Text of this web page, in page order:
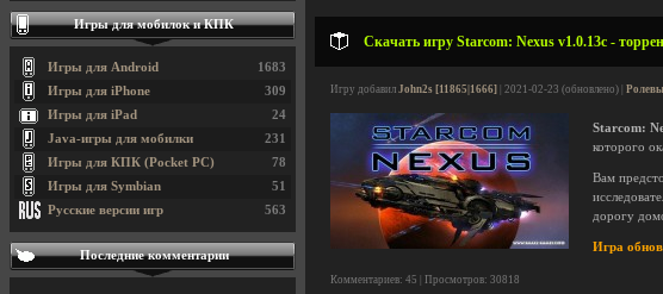
Скачать игру Starcom: Nexus v1.0.13c -
Игру добавил John2s [11865|1666] | 2021-02-23 (обновлено) |
Starcom:
которого
Вам
дорогу
Игра
Комментариев: 45 | Просмотров: 30818
Игры для мобилок и КПК
1683
Игры для Android
309
Игры для iPhone
24
Игры для iPad
231
Java-игры для мобилки
78
Игры для КПК (Pocket PC)
51
Игры для Symbian
563
Русские версии игр
Последние комментарии